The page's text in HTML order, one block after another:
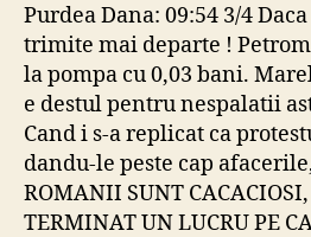
Purdea Dana: 09:54 3/4
trimite mai departe !
la pompa cu 0,03 bani.
e destul pentru nespalatii
Cand i s-a replicat ca
dandu-le peste cap
ROMANII SUNT
TERMINAT UN LUCRU PE